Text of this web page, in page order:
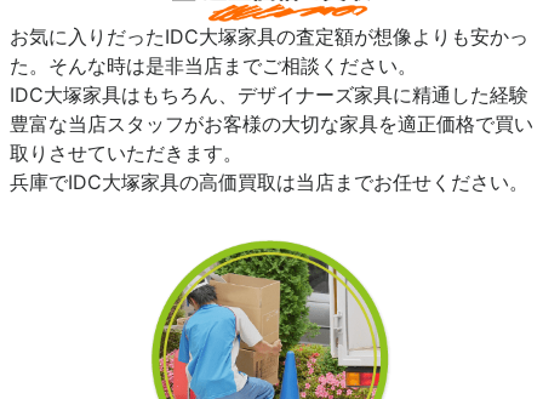
お気に入りだったIDC大塚家具の査定額が想像よりも安かっ
た。そんな時は是非当店までご相談ください。
IDC大塚家具はもちろん、デザイナーズ家具に精通した経験
豊富な当店スタッフがお客様の大切な家具を適正価格で買い
取りさせていただきます。
兵庫でIDC大塚家具の高価買取は当店までお任せください。